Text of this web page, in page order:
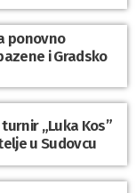
ponovno
i Gradsko
„Luka Kos”
u Sudovcu